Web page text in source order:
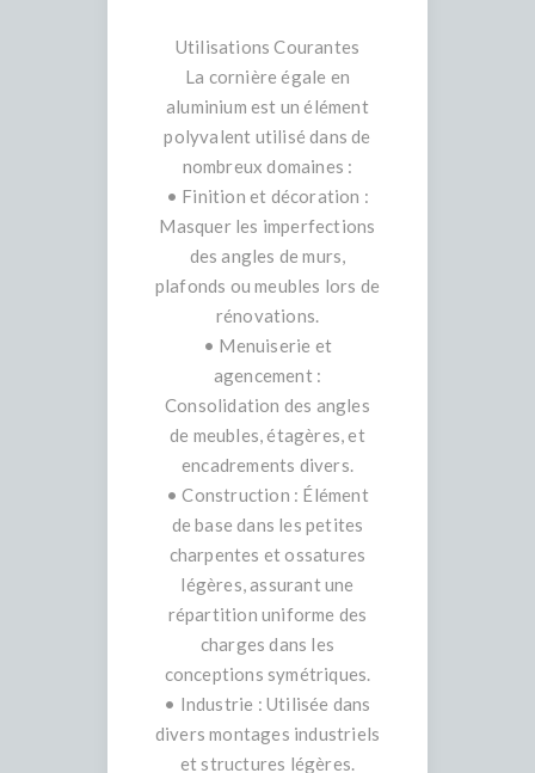
Utilisations Courantes
La cornière égale en
aluminium est un élément
polyvalent utilisé dans de
nombreux domaines :
• Finition et décoration :
Masquer les imperfections
des angles de murs,
plafonds ou meubles lors de
rénovations.
• Menuiserie et
agencement :
Consolidation des angles
de meubles, étagères, et
encadrements divers.
• Construction : Élément
de base dans les petites
charpentes et ossatures
légères, assurant une
répartition uniforme des
charges dans les
conceptions symétriques.
• Industrie : Utilisée dans
divers montages industriels
et structures légères.